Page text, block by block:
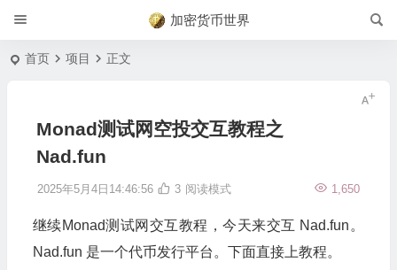
加密货币世界
首页 项目 正文
Monad测试网空投交互教程之
Nad.fun
2025年5月4日14:46:56 1,650
3 阅读模式
继续Monad测试网交互教程，今天来交互 Nad.fun。
Nad.fun 是一个代币发行平台。下面直接上教程。